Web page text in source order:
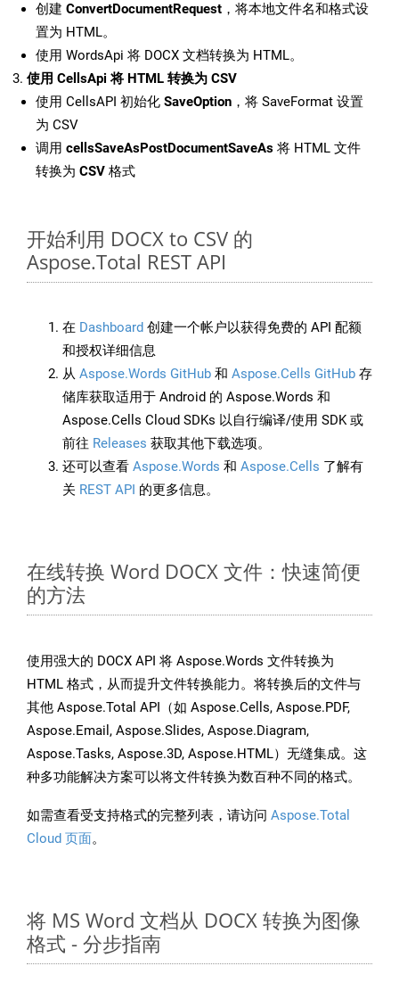
创建 ConvertDocumentRequest ，将本地文件名和格式设
置为 HTML。
使用 WordsApi 将 DOCX 文档转换为 HTML。
使用 CellsApi 将 HTML 转换为 CSV
使用 CellsAPI 初始化 SaveOption ，将 SaveFormat 设置
为 CSV
调用 cellsSaveAsPostDocumentSaveAs 将 HTML 文件
转换为 CSV 格式
开始利用 DOCX to CSV 的
Aspose.Total REST API
在 Dashboard 创建一个帐户以获得免费的 API 配额
和授权详细信息
从 Aspose.Words GitHub 和 Aspose.Cells GitHub 存
储库获取适用于 Android 的 Aspose.Words 和
Aspose.Cells Cloud SDKs 以自行编译/使用 SDK 或
前往 Releases 获取其他下载选项。
还可以查看 Aspose.Words 和 Aspose.Cells 了解有
关 REST API 的更多信息。
在线转换 Word DOCX 文件：快速简便
的方法
使用强大的 DOCX API 将 Aspose.Words 文件转换为
HTML 格式，从而提升文件转换能力。将转换后的文件与
其他 Aspose.Total API（如 Aspose.Cells, Aspose.PDF,
Aspose.Email, Aspose.Slides, Aspose.Diagram,
Aspose.Tasks, Aspose.3D, Aspose.HTML）无缝集成。这
种多功能解决方案可以将文件转换为数百种不同的格式。
如需查看受支持格式的完整列表，请访问 Aspose.Total
Cloud 页面。
将 MS Word 文档从 DOCX 转换为图像
格式 - 分步指南